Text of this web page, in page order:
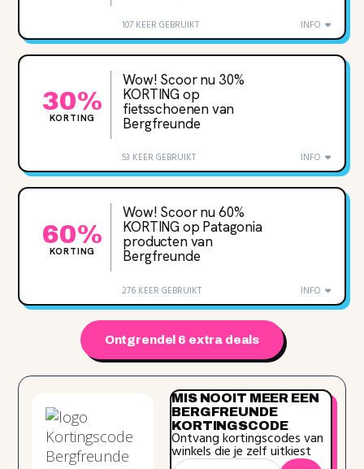
107 KEER GEBRUIKT INFO
30%
KORTING
Wow! Scoor nu 30‌%
KORTING op
fietsschoenen van
Bergfreunde
53 KEER GEBRUIKT INFO
60%
KORTING
Wow! Scoor nu 60‌%
KORTING op Patagonia
producten van
Bergfreunde
276 KEER GEBRUIKT INFO
Ontgrendel 6 extra deals
MIS NOOIT MEER EEN
BERGFREUNDE
KORTINGSCODE
Ontvang kortingscodes van
winkels die je zelf uitkiest